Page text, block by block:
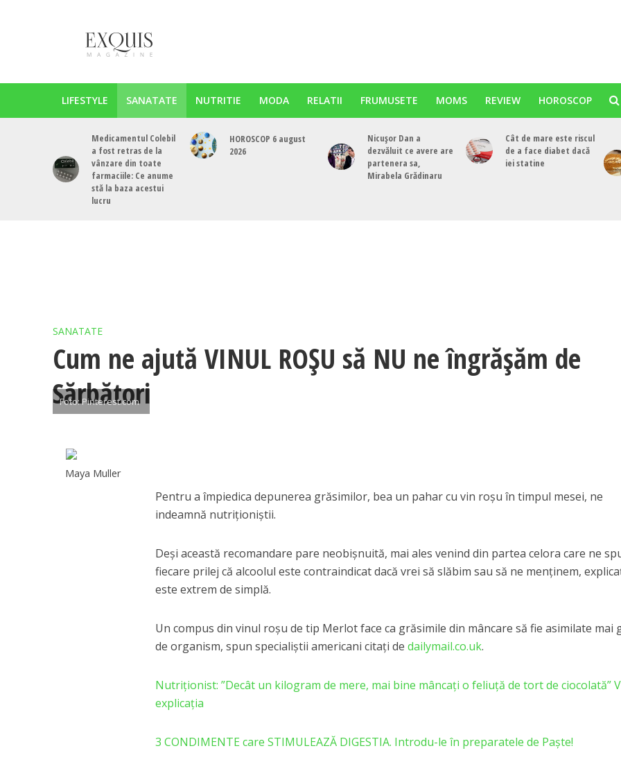
LIFESTYLE SANATATE NUTRITIE MODA RELATII FRUMUSETE MOMS REVIEW HOROSCOP
Medicamentul Colebil
a fost retras de la
vânzare din toate
farmaciile: Ce anume
stă la baza acestui
lucru
HOROSCOP 6 august
2026
Nicușor Dan a
dezvăluit ce avere are
partenera sa,
Mirabela Grădinaru
Cât de mare este riscul
de a face diabet dacă
iei statine
SANATATE
Cum ne ajută VINUL ROȘU să NU ne îngrășăm de
Sărbători
Foto: Pinterest.com
Maya Muller
Pentru a împiedica depunerea grăsimilor, bea un pahar cu vin roşu în timpul mesei, ne
indeamnă nutriționiștii.
Deși această recomandare pare neobișnuită, mai ales venind din partea celora care ne
fiecare prilej că alcoolul este contraindicat dacă vrei să slăbim sau să ne menținem,
este extrem de simplă.
Un compus din vinul roşu de tip Merlot face ca grăsimile din mâncare să fie asimilate mai
de organism, spun specialiştii americani citaţi dedailymail.co.uk.
Nutriționist: ”Decât un kilogram de mere, mai bine mâncaţi o feliuţă de tort de ciocolată”
explicația
3 CONDIMENTE care STIMULEAZĂ DIGESTIA. Introdu-le în preparatele de Paște!